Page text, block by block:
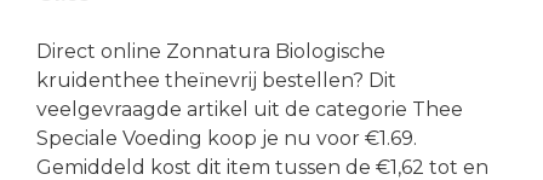
Direct online Zonnatura Biologische
kruidenthee theïnevrij bestellen? Dit
veelgevraagde artikel uit de categorie Thee
Speciale Voeding koop je nu voor €1.69.
Gemiddeld kost dit item tussen de €1,62 tot en